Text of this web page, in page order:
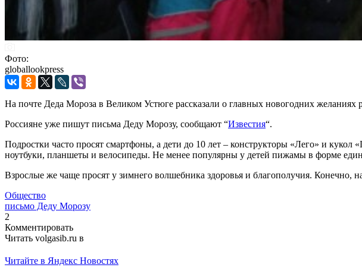
Фото:
globallookpress
На почте Деда Мороза в Великом Устюге рассказали о главных новогодних желаниях
Россияне уже пишут письма Деду Морозу, сообщают “Известия“.
Подростки часто просят смартфоны, а дети до 10 лет – конструкторы «Лего» и
ноутбуки, планшеты и велосипеды. Не менее популярны у детей пижамы в форме
Взрослые же чаще просят у зимнего волшебника здоровья и благополучия. Конечно,
Общество
письмо Деду Морозу
2
Комментировать
Читать volgasib.ru в
Читайте в Яндекс Новостях